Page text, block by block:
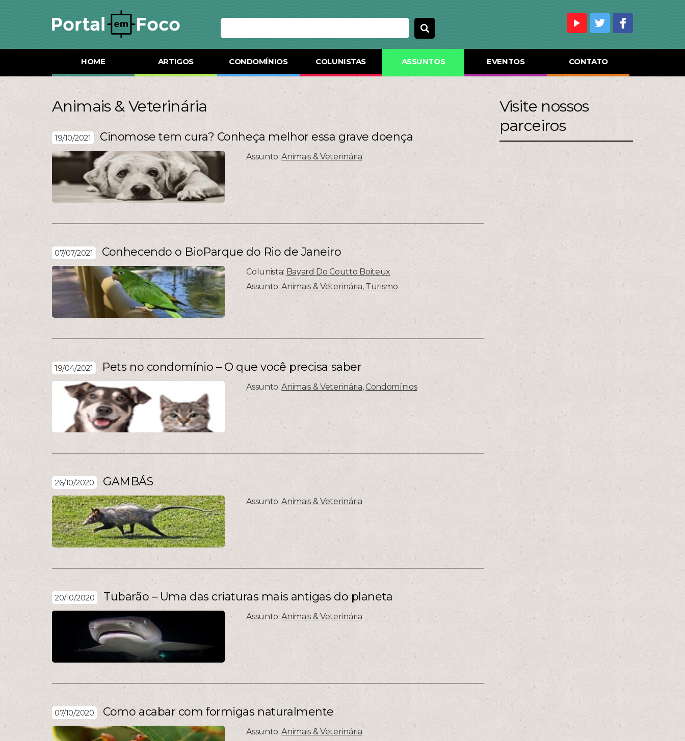
HOME ARTIGOS CONDOMÍNIOS COLUNISTAS ASSUNTOS EVENTOS CONTATO
Animais & Veterinária
19/10/2021 Cinomose tem cura? Conheça melhor essa grave doença
Assunto:Animais & Veterinária
07/07/2021 Conhecendo o BioParque do Rio de Janeiro
Colunista: Bayard Do Coutto Boiteux
Assunto:Animais & Veterinária,Turismo
19/04/2021 Pets no condomínio – O que você precisa saber
Assunto:Animais & Veterinária,Condomínios
26/10/2020 GAMBÁS
Assunto:Animais & Veterinária
20/10/2020 Tubarão – Uma das criaturas mais antigas do planeta
Assunto:Animais & Veterinária
07/10/2020 Como acabar com formigas naturalmente
Assunto:Animais & Veterinária
Visite nossos
parceiros